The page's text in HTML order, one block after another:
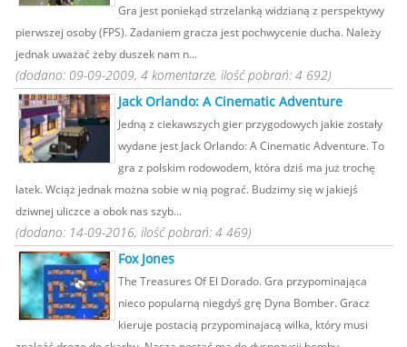
Gra jest poniekąd strzelanką widzianą z perspektywy
pierwszej osoby (FPS). Zadaniem gracza jest pochwycenie ducha. Należy
jednak uważać żeby duszek nam n...
(dodano: 09-09-2009, 4 komentarze, ilość pobrań: 4 692)
Jack Orlando: A Cinematic Adventure
Jedną z ciekawszych gier przygodowych jakie zostały
wydane jest Jack Orlando: A Cinematic Adventure. To
gra z polskim rodowodem, która dziś ma już trochę
latek. Wciąż jednak można sobie w nią pograć. Budzimy się w jakiejś
dziwnej uliczce a obok nas szyb...
(dodano: 14-09-2016, ilość pobrań: 4 469)
Fox Jones
The Treasures Of El Dorado. Gra przypominająca
nieco popularną niegdyś grę Dyna Bomber. Gracz
kieruje postacią przypominajacą wilka, który musi